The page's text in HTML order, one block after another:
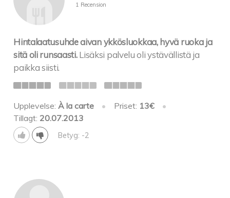
1 Recension
Hintalaatusuhde aivan ykkösluokkaa, hyvä ruoka ja
sitä oli runsaasti. Lisäksi palvelu oli ystävällistä ja
paikka siisti.
Upplevelse:À la carte • Priset: 13€
•
Tillagt: 20.07.2013
Betyg: -2